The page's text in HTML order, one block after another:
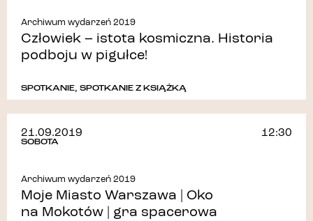
Archiwum wydarzeń 2019
Człowiek – istota kosmiczna. Historia
podboju w pigułce!
SPOTKANIE, SPOTKANIE Z KSIĄŻKĄ
21.09.2019
SOBOTA
12:30
Archiwum wydarzeń 2019
Moje Miasto Warszawa | Oko
na Mokotów | gra spacerowa